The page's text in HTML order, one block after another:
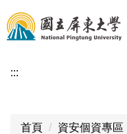
跳
到
主
內
:::
首頁 資安個資專區